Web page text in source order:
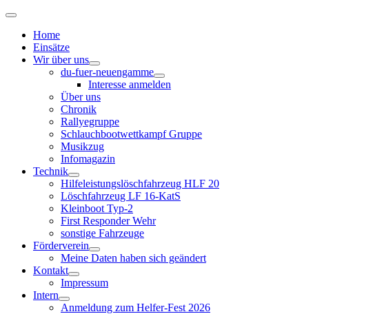
Home
Einsätze
Wir über uns
du-fuer-neuengamme
Interesse anmelden
Über uns
Chronik
Rallyegruppe
Schlauchbootwettkampf Gruppe
Musikzug
Infomagazin
Technik
Hilfeleistungslöschfahrzeug HLF 20
Löschfahrzeug LF 16-KatS
Kleinboot Typ-2
First Responder Wehr
sonstige Fahrzeuge
Förderverein
Meine Daten haben sich geändert
Kontakt
Impressum
Intern
Anmeldung zum Helfer-Fest 2026